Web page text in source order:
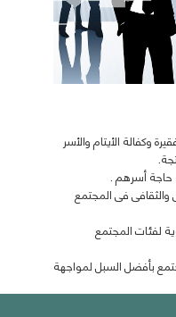
وكفالة الأيتام والأسر
حاجة أسرهم .
فى المجتمع
لفئات المجتمع
بأفضل السبل لمواجهة